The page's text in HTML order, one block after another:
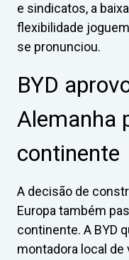
e sindicatos, a
flexibilidade
se pronunciou.
BYD
Alemanha
continente
A decisão de
Europa também
continente. A BYD
montadora local